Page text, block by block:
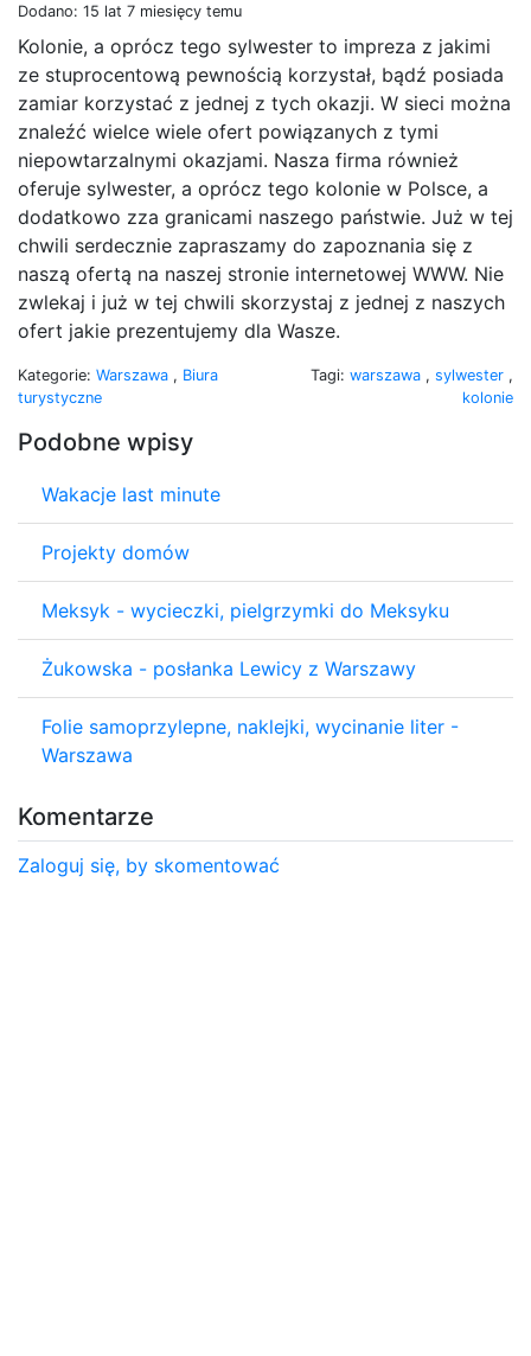
Dodano: 15 lat 7 miesięcy temu
Kolonie, a oprócz tego sylwester to impreza z jakimi
ze stuprocentową pewnością korzystał, bądź posiada
zamiar korzystać z jednej z tych okazji. W sieci można
znaleźć wielce wiele ofert powiązanych z tymi
niepowtarzalnymi okazjami. Nasza firma również
oferuje sylwester, a oprócz tego kolonie w Polsce, a
dodatkowo zza granicami naszego państwie. Już w tej
chwili serdecznie zapraszamy do zapoznania się z
naszą ofertą na naszej stronie internetowej WWW. Nie
zwlekaj i już w tej chwili skorzystaj z jednej z naszych
ofert jakie prezentujemy dla Wasze.
Kategorie: Warszawa , Biura
turystyczne
Tagi: warszawa , sylwester ,
kolonie
Podobne wpisy
Wakacje last minute
Projekty domów
Meksyk - wycieczki, pielgrzymki do Meksyku
Żukowska - posłanka Lewicy z Warszawy
Folie samoprzylepne, naklejki, wycinanie liter -
Warszawa
Komentarze
Zaloguj się, by skomentować